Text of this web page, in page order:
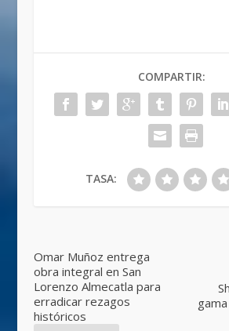
COMPARTIR:
TASA:
Omar Muñoz entrega
obra integral en San
Lorenzo Almecatla para
erradicar rezagos
históricos